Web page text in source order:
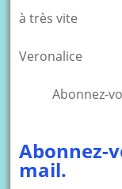
à très vite
Veronalice
Abonnez-
Abonnez-
mail.